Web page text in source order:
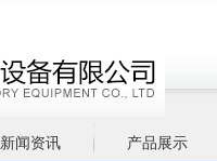
新闻资讯 产品展示